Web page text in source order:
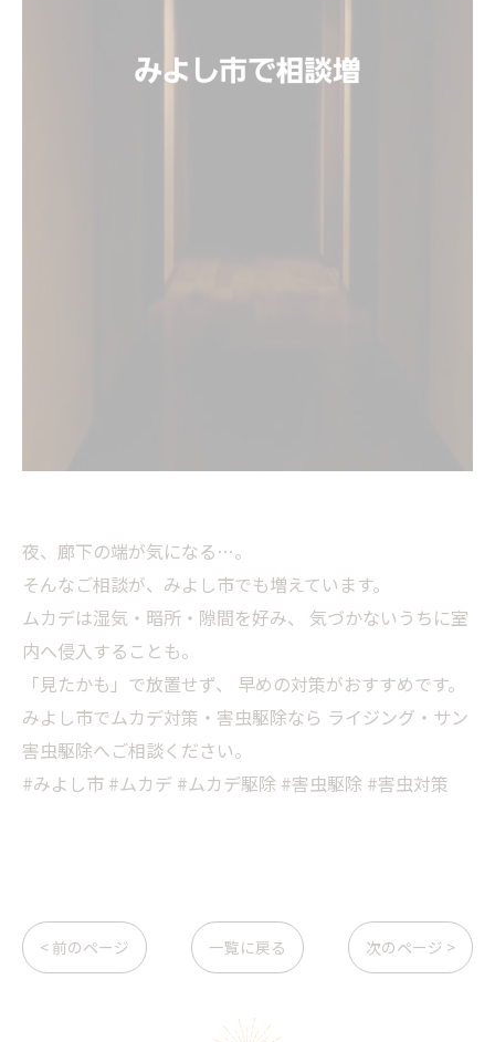
夜、廊下の端が気になる…。
そんなご相談が、みよし市でも増えています。
ムカデは湿気・暗所・隙間を好み、 気づかないうちに室
内へ侵入することも。
「見たかも」で放置せず、 早めの対策がおすすめです。
みよし市でムカデ対策・害虫駆除なら ライジング・サン
害虫駆除へご相談ください。
#みよし市 #ムカデ #ムカデ駆除 #害虫駆除 #害虫対策
< 前のページ 一覧に戻る 次のページ >